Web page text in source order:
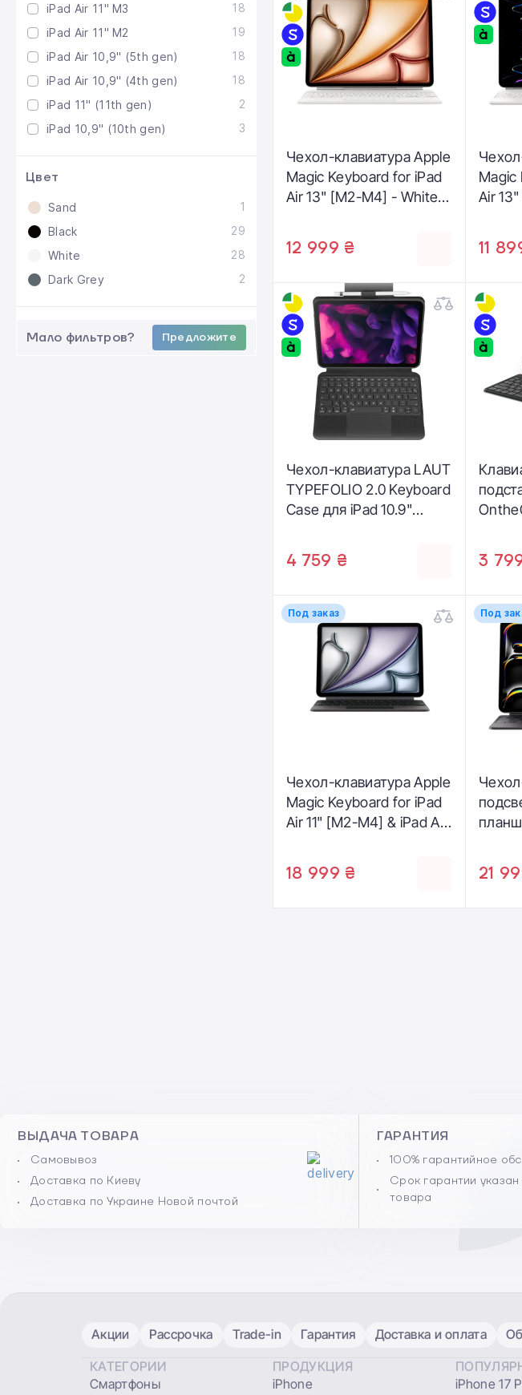
iPad Air 11" M3
18
iPad Air 11" M2
19
iPad Air 10,9" (5th gen)
18
iPad Air 10,9" (4th gen)
18
iPad 11" (11th gen)
2
iPad 10,9" (10th gen)
3
Цвет
Sand
1
Black
29
White
28
Dark Grey
2
Мало фильтров? Предложите
Чехол-клавиатура Apple
Magic Keyboard for iPad
Air 13" [M2-M4] - White -
12 999 ₴
Magic
Air
11
Чехол-клавиатура LAUT
TYPEFOLIO 2.0 Keyboard
Case для iPad 10.9"
4 759 ₴ 3
Под заказ
Чехол-клавиатура Apple
Magic Keyboard for iPad
Air 11" [M2-M4] & iPad Air
(MGYX4UA/A)
18 999 ₴
Под
21
ВЫДАЧА ТОВАРА
Самовывоз
Доставка по Киеву
Доставка по Украине Новой почтой
ГАРАНТИЯ
100% гарантийное
Срок гарантии указан
товара
Акции Рассрочка Trade-in Гарантия Доставка и оплата
КАТЕГОРИИ
Смартфоны
ПРОДУКЦИЯ
iPhone
iPhone 17